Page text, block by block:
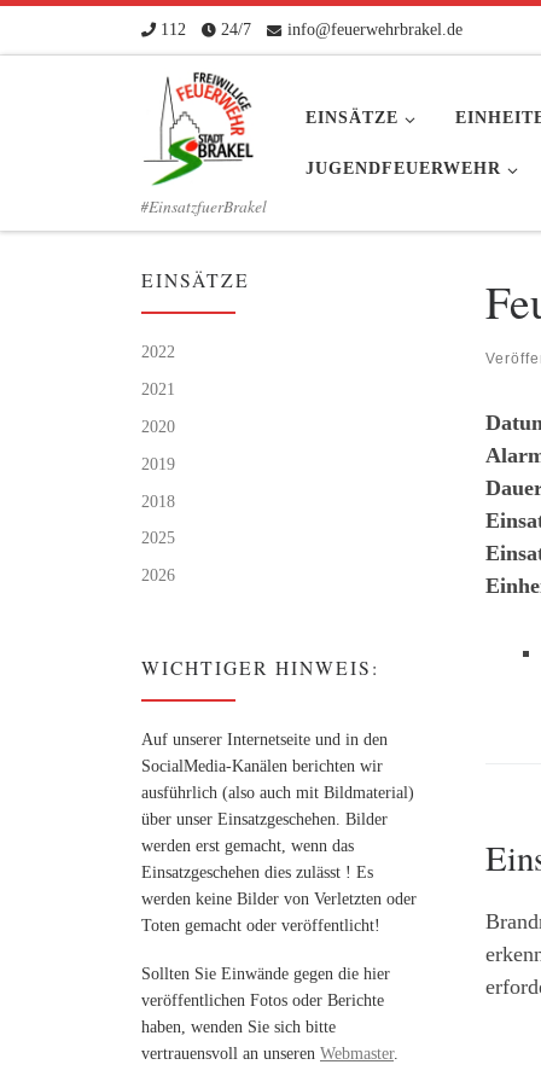
Zum Inhalt springen
112 24/7 info@feuerwehrbrakel.de
#EinsatzfuerBrakel
EINSÄTZE
JUGENDFEUERWEHR
EINSÄTZE
2022
2021
2020
2019
2018
2025
2026
WICHTIGER HINWEIS:
Auf unserer Internetseite und in den
SocialMedia-Kanälen berichten wir
ausführlich (also auch mit Bildmaterial)
über unser Einsatzgeschehen. Bilder
werden erst gemacht, wenn das
Einsatzgeschehen dies zulässt ! Es
werden keine Bilder von Verletzten oder
Toten gemacht oder veröffentlicht!
Sollten Sie Einwände gegen die hier
veröffentlichen Fotos oder Berichte
haben, wenden Sie sich bitte
vertrauensvoll an unseren Webmaster.